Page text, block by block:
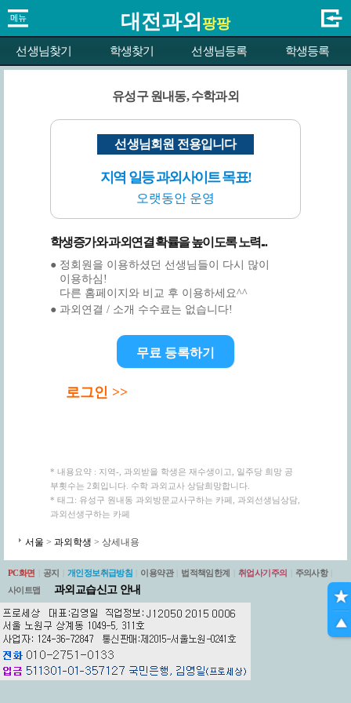
대전과외 팡팡
선생님찾기 학생찾기 선생님등록 학생등록
유성구 원내동, 수학과외
선생님회원 전용입니다
지역 일등 과외사이트 목표!
오랫동안 운영
학생증가와 과외연결 확률을 높이도록 노력...
● 정회원을 이용하셨던 선생님들이 다시 많이
이용하심!
다른 홈페이지와 비교 후 이용하세요^^
● 과외연결 / 소개 수수료는 없습니다!
무료 등록하기
로그인 >>
* 내용요약 : 지역-, 과외받을 학생은 재수생이고, 일주당 희망 공
부횟수는 2회입니다. 수학 과외교사 상담희망합니다.
* 태그: 유성구 원내동 과외방문교사구하는 카페, 과외선생님상담,
과외선생구하는 카페
서울 > 과외학생 > 상세내용
PC화면 공지 개인정보취급방침 이용약관 법적책임한계 취업사기주의 주의사항
사이트맵
과외교습신고 안내